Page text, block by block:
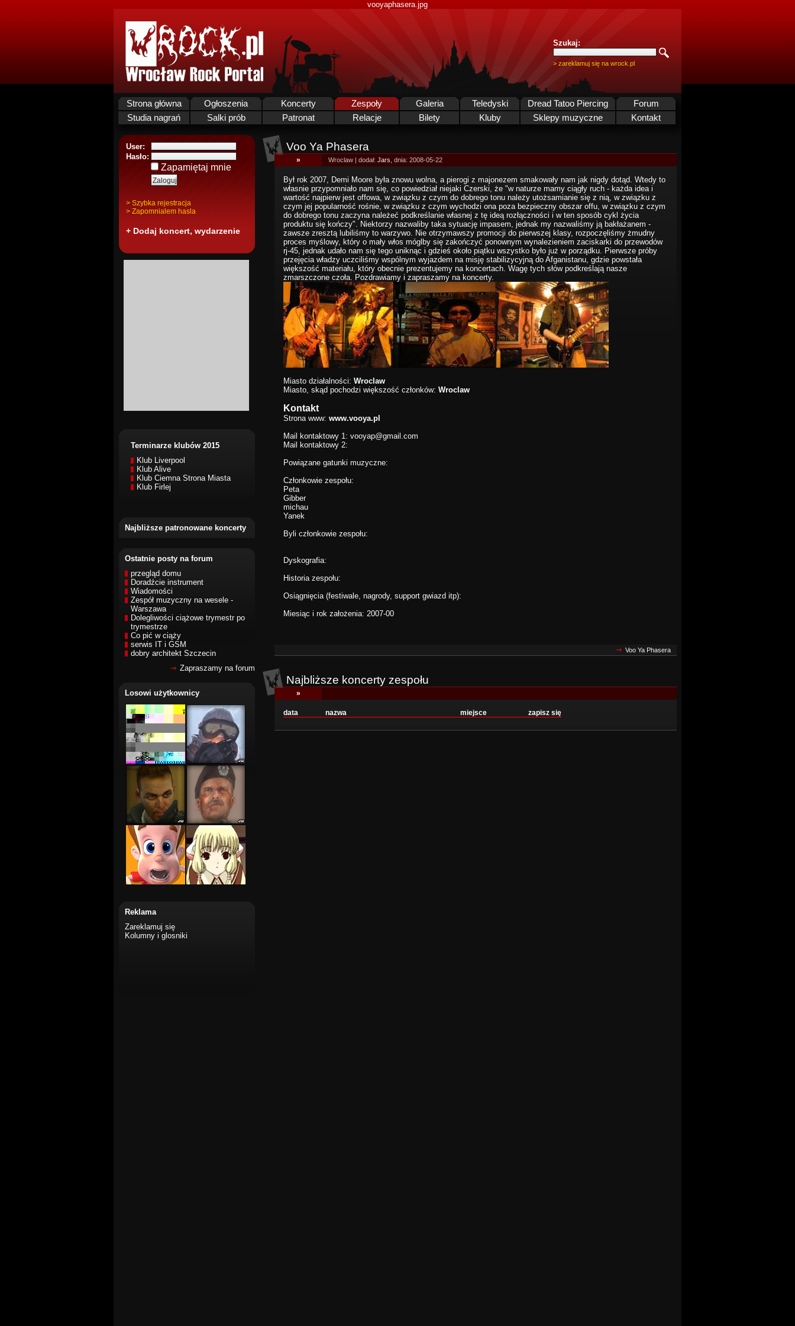
vooyaphasera.jpg
Szukaj:
> zareklamuj się na wrock.pl
Strona główna Ogłoszenia Koncerty Zespoły Galeria Teledyski Dread Tatoo Piercing
Forum
Studia nagrań
Salki prób Patronat Relacje Bilety Kluby Sklepy muzyczne Kontakt
User:
Hasło:
Zapamiętaj mnie
> Szybka rejestracja
> Zapomnialem hasla
+ Dodaj koncert, wydarzenie
Terminarze klubów 2015
Klub Liverpool
Klub Alive
Klub Ciemna Strona Miasta
Klub Firlej
Najbliższe patronowane koncerty
Ostatnie posty na forum
przegląd domu
Doradźcie instrument
Wiadomości
Zespół muzyczny na wesele -
Warszawa
Dolegliwości ciążowe trymestr po
trymestrze
Co pić w ciąży
serwis IT i GSM
dobry architekt Szczecin
Zapraszamy na forum
Losowi użytkownicy
Reklama
Zareklamuj się
Kolumny i glosniki
Voo Ya Phasera
» Wroclaw | dodał: Jars , dnia: 2008-05-22
Był rok 2007, Demi Moore była znowu wolna, a pierogi z majonezem smakowały nam jak nigdy dotąd. Wtedy to
własnie przypomniało nam się, co powiedział niejaki Czerski, że "w naturze mamy ciągły ruch - każda idea i
wartość najpierw jest offowa, w związku z czym do dobrego tonu należy utożsamianie się z nią, w związku z
czym jej popularność rośnie, w związku z czym wychodzi ona poza bezpieczny obszar offu, w związku z czym
do dobrego tonu zaczyna należeć podkreślanie własnej z tę ideą rozłączności i w ten sposób cykl życia
produktu się kończy". Niektorzy nazwaliby taka sytuację impasem, jednak my nazwaliśmy ją bakłażanem -
zawsze zresztą lubiliśmy to warzywo. Nie otrzymawszy promocji do pierwszej klasy, rozpoczęliśmy żmudny
proces myślowy, który o mały włos móglby się zakończyć ponownym wynalezieniem zaciskarki do przewodów
rj-45, jednak udało nam się tego uniknąc i gdzieś około piątku wszystko było już w porządku. Pierwsze próby
przejęcia władzy uczciliśmy wspólnym wyjazdem na misję stabilizycyjną do Afganistanu, gdzie powstała
większość materiału, który obecnie prezentujemy na koncertach. Wagę tych słów podkreślają nasze
zmarszczone czoła. Pozdrawiamy i zapraszamy na koncerty.
Miasto działalności: Wroclaw
Miasto, skąd pochodzi większość członków: Wroclaw
Kontakt
Strona www: www.vooya.pl
Mail kontaktowy 1: vooyap@gmail.com
Mail kontaktowy 2:
Powiązane gatunki muzyczne:
Członkowie zespołu:
Peta
Gibber
michau
Yanek
Byli członkowie zespołu:
Dyskografia:
Historia zespołu:
Osiągnięcia (festiwale, nagrody, support gwiazd itp):
Miesiąc i rok założenia: 2007-00
Voo Ya Phasera
Najbliższe koncerty zespołu
»
data nazwa miejsce zapisz się